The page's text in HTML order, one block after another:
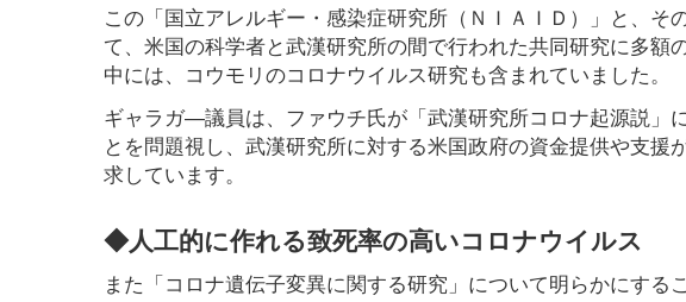
この「国立アレルギー・感染症研究所（ＮＩＡＩＤ）」と、
て、米国の科学者と武漢研究所の間で行われた共同研究に多
中には、コウモリのコロナウイルス研究も含まれていました。
ギャラガ―議員は、ファウチ氏が「武漢研究所コロナ起源説」
とを問題視し、武漢研究所に対する米国政府の資金提供や支
求しています。
◆人工的に作れる致死率の高いコロナウイルス
また「コロナ遺伝子変異に関する研究」について明らかにする